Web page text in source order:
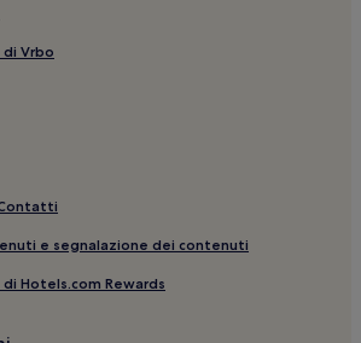
Ponte Casanova Novara: hotel nelle
Maggiore: hotel nelle vicinanze
Centrale: hotel nelle vicinanze
hotel nelle vicinanze
Resort e hotel con spa nelle
Vrbo
e segnalazione dei contenuti
Hotels.com Rewards